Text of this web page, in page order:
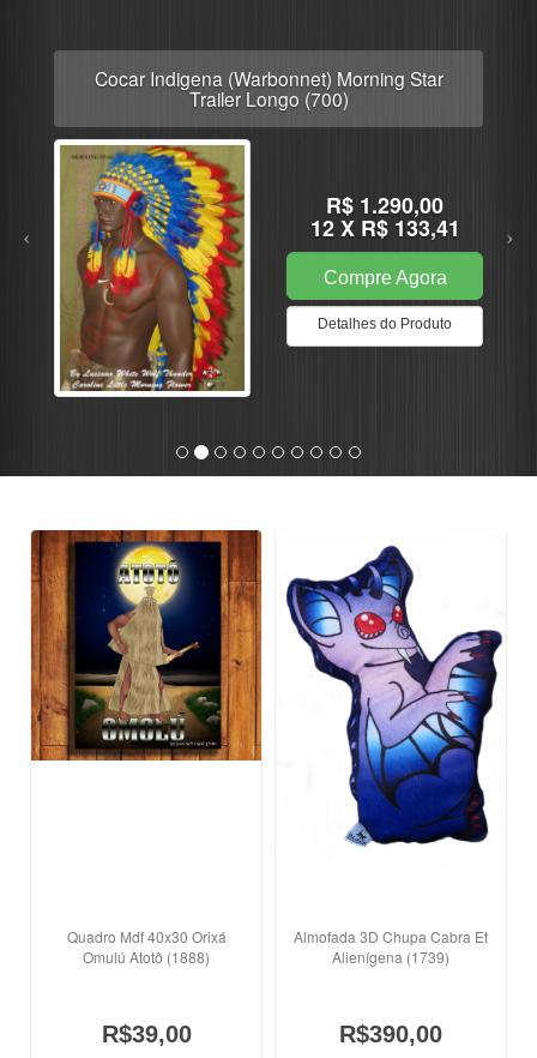
Cocar Indigena Cacique Verde
12 X R$ 77,57
Compre Agora
Detalhes do Produto
Quadro Mdf 40x30 Orixá
Omulú Atotô (1888)
R$39,00
Almofada 3D Chupa Cabra Et
Alienígena (1739)
R$390,00